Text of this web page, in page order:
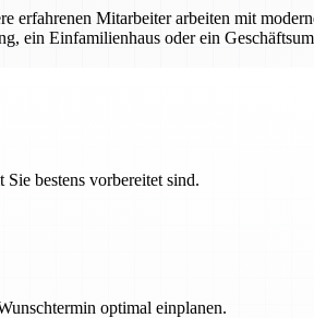
Mitarbeiter arbeiten mit
ein Einfamilienhaus oder ein
bestens vorbereitet sind.
optimal einplanen.